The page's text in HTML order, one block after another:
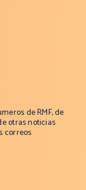
de RMF, de
otras noticias
correos